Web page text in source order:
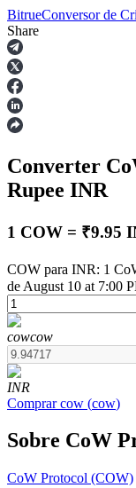
Futuros
Futuros de
Futuros usando
Futuros COIN-
BitrueConversor de
Share
Converter
Rupee INR
1 COW = ₹9.95
COW para INR: 1
de August 10 at 7:00
cowcow
INR
Comprar cow (cow)
Sobre CoW
CoW Protocol (COW)